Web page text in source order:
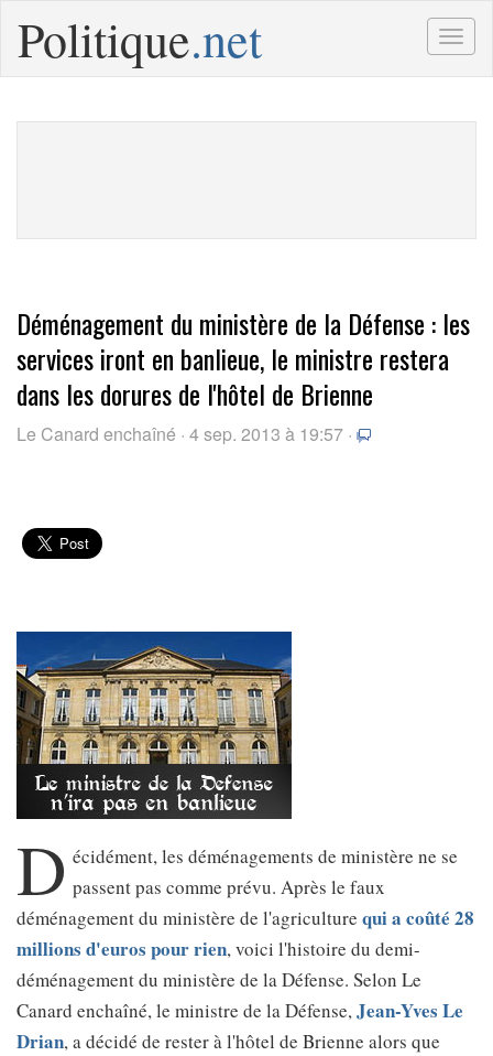
Politique.net
Déménagement du ministère de la Défense : les
services iront en banlieue, le ministre restera
dans les dorures de l'hôtel de Brienne
Le Canard enchaîné · 4 sep. 2013 à 19:57 ·
D écidément, les déménagements de ministère ne se
passent pas comme prévu. Après le faux
déménagement du ministère de l'agriculture qui a coûté 28
millions d'euros pour rien, voici l'histoire du demi-
déménagement du ministère de la Défense. Selon Le
Canard enchaîné, le ministre de la Défense,Jean-Yves Le
Drian, a décidé de rester à l'hôtel de Brienne alors que